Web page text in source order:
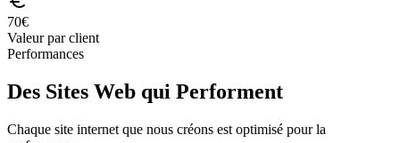
70€
Valeur par client
Performances
Des Sites Web qui Performent
Chaque site internet que nous créons est optimisé pour la